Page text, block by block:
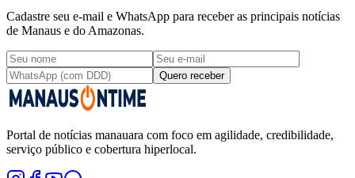
Cadastre seu e-mail e WhatsApp para receber as principais notícias
de Manaus e do Amazonas.
Quero receber
Portal de notícias manauara com foco em agilidade, credibilidade,
serviço público e cobertura hiperlocal.